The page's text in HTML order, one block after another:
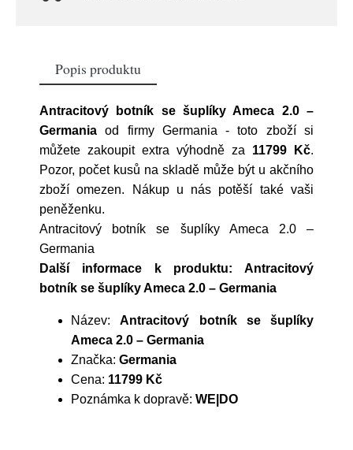
Popis produktu
Antracitový botník se šuplíky Ameca 2.0 –
Germania od firmy Germania - toto zboží si
můžete zakoupit extra výhodně za 11799 Kč.
Pozor, počet kusů na skladě může být u akčního
zboží omezen. Nákup u nás potěší také vaši
peněženku.
Antracitový botník se šuplíky Ameca 2.0 –
Germania
Další informace k produktu: Antracitový
botník se šuplíky Ameca 2.0 – Germania
Název:Antracitový botník se šuplíky
Ameca 2.0 – Germania
Značka: Germania
Cena: 11799 Kč
Poznámka k dopravě: WE|DO